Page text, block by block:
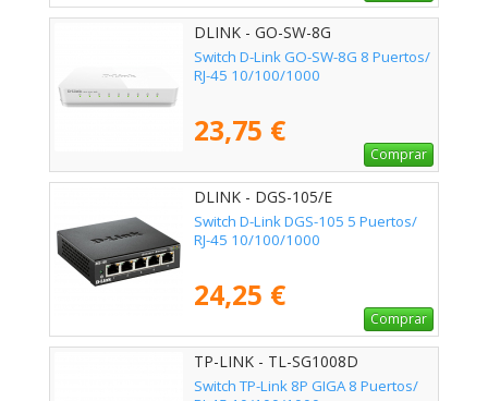
DLINK - GO-SW-8G
Switch D-Link GO-SW-8G 8 Puertos/
RJ-45 10/100/1000
23,75 €
Comprar
DLINK - DGS-105/E
Switch D-Link DGS-105 5 Puertos/
RJ-45 10/100/1000
24,25 €
Comprar
TP-LINK - TL-SG1008D
Switch TP-Link 8P GIGA 8 Puertos/